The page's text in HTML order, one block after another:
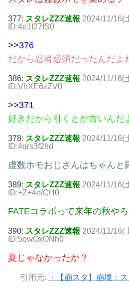
377: スタレZZZ速報 2024/11/16(
ID:4e1I27fS0
>>376
だから忍者必須だったんだよ
386: スタレZZZ速報 2024/11/16(
ID:VhXE6zZV0
>>371
好きだから引くとか古いんだ
378: スタレZZZ速報 2024/11/16(
ID:4qrs3f2hd
虚数ホモおじさんはちゃんと
389: スタレZZZ速報 2024/11/16(
ID:+Z+4e/CH0
FATEコラボって来年の秋やろ
390: スタレZZZ速報 2024/11/16(
ID:5owOxONh0
夏じゃなかったか？
引用元:
・【崩スタ】崩壊：